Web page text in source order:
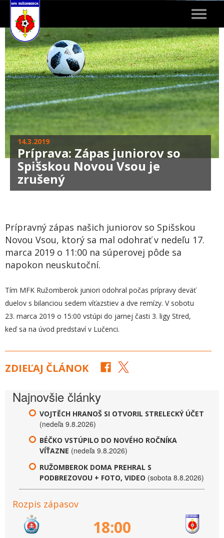
Toggle
14.3.2019
Príprava: Zápas juniorov so
Spišskou Novou Vsou je
zrušený
Prípravný zápas našich juniorov so Spišskou
Novou Vsou, ktorý sa mal odohrať v nedeľu 17.
marca 2019 o 11:00 na súperovej pôde sa
napokon neuskutoční.
Tím MFK Ružomberok juniori odohral počas prípravy deväť
duelov s bilanciou sedem víťazstiev a dve remízy. V sobotu
23. marca 2019 o 15:00 vstúpi do jarnej časti 3. ligy Stred,
keď sa na úvod predstaví v Lučenci.
ZDIEĽAJ ČLÁNOK
Najnovšie články
VOJTĚCH HRANOŠ SI OTVORIL STRELECKÝ ÚČET
(nedeľa 9.8.2026)
BÉČKO VSTÚPILO DO NOVÉHO ROČNÍKA
VÍŤAZNE (nedeľa 9.8.2026)
RUŽOMBEROK DOMA PREHRAL S
PODBREZOVOU + FOTO, VIDEO (sobota 8.8.2026)
Rozpis zápasov
18:00